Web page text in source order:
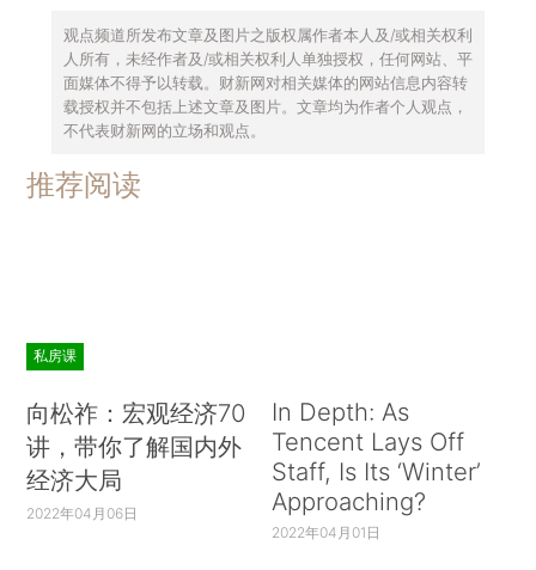
观点频道所发布文章及图片之版权属作者本人及/或相关权利
人所有，未经作者及/或相关权利人单独授权，任何网站、平
面媒体不得予以转载。财新网对相关媒体的网站信息内容转
载授权并不包括上述文章及图片。文章均为作者个人观点，
不代表财新网的立场和观点。
推荐阅读
私房课
向松祚：宏观经济70
讲，带你了解国内外
经济大局
2022年04月06日
In Depth: As
Tencent Lays Off
Staff, Is Its ‘Winter’
Approaching?
2022年04月01日